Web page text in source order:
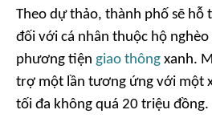
Theo dự thảo, thành phố sẽ
đối với cá nhân thuộc hộ
phương tiện giao thông xanh.
trợ một lần tương ứng với một
tối đa không quá 20 triệu đồng.